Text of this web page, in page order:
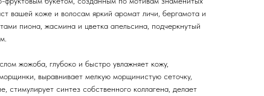
вашей коже и волосам яркий аромат личи, бергамота и
пиона, жасмина и цветка апельсина, подчеркнутый
жожоба, глубоко и быстро увлажняет кожу,
выравнивает мелкую морщинистую сеточку,
стимулирует синтез собственного коллагена, делает